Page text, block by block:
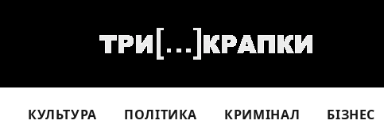
КУЛЬТУРА ПОЛІТИКА КРИМІНАЛ БІЗНЕС